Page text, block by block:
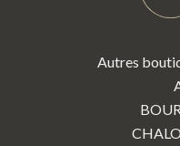
Autres